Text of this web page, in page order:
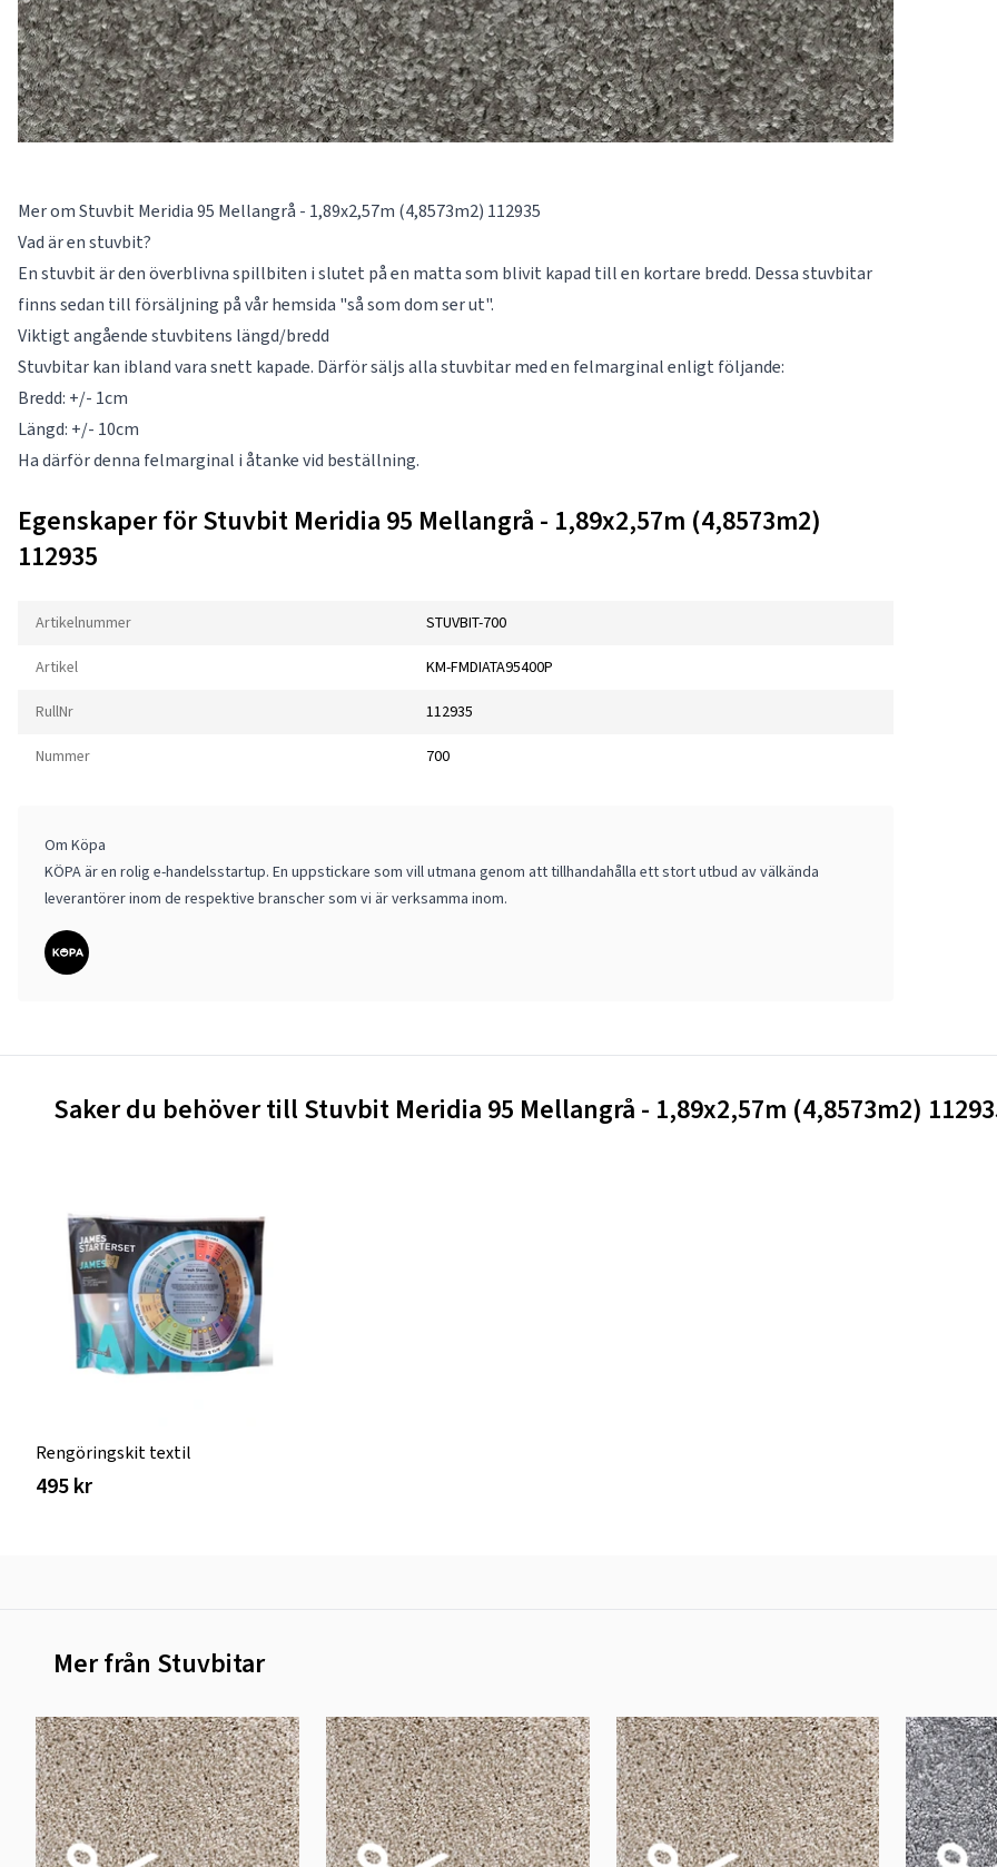
Mer om Stuvbit Meridia 95 Mellangrå - 1,89x2,57m (4,8573m2) 112935
Vad är en stuvbit?
En stuvbit är den överblivna spillbiten i slutet på en matta som blivit kapad till en kortare bredd. Dessa stuvbitar
finns sedan till försäljning på vår hemsida "så som dom ser ut".
Viktigt angående stuvbitens längd/bredd
Stuvbitar kan ibland vara snett kapade. Därför säljs alla stuvbitar med en felmarginal enligt följande:
Bredd: +/- 1cm
Längd: +/- 10cm
Ha därför denna felmarginal i åtanke vid beställning.
Egenskaper för Stuvbit Meridia 95 Mellangrå - 1,89x2,57m (4,8573m2)
112935
Artikelnummer STUVBIT-700
Artikel KM-FMDIATA95400P
RullNr 112935
Nummer 700
Om Köpa
KÖPA är en rolig e-handelsstartup. En uppstickare som vill utmana genom att tillhandahålla ett stort utbud av välkända
leverantörer inom de respektive branscher som vi är verksamma inom.
Saker du behöver till Stuvbit Meridia 95 Mellangrå - 1,89x2,57m (4,8573m2)
Rengöringskit textil
495 kr
Mer från Stuvbitar